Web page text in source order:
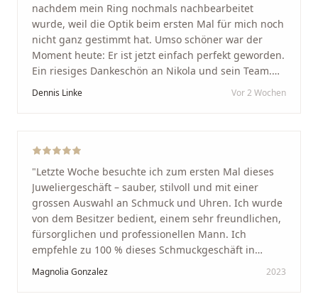
nachdem mein Ring nochmals nachbearbeitet
wurde, weil die Optik beim ersten Mal für mich noch
nicht ganz gestimmt hat. Umso schöner war der
Moment heute: Er ist jetzt einfach perfekt geworden.
Ein riesiges Dankeschön an Nikola und sein Team.
Vom ersten Termin an wurden wir jedes Mal
Arbeit und seine Kunden wirklich am Herzen liegen.
Service und echte Herzlichkeit schätzt, ist hier genau
richtig."
Dennis Linke Vor 2 Wochen
"Letzte Woche besuchte ich zum ersten Mal dieses
Juweliergeschäft – sauber, stilvoll und mit einer
grossen Auswahl an Schmuck und Uhren. Ich wurde
von dem Besitzer bedient, einem sehr freundlichen,
fürsorglichen und professionellen Mann. Ich
empfehle zu 100 % dieses Schmuckgeschäft in
Schaffhausen. Ich selbst war sehr zufrieden und
glücklich mit der Behandlung. Ich danke Ihnen – ich
Magnolia Gonzalez 2023